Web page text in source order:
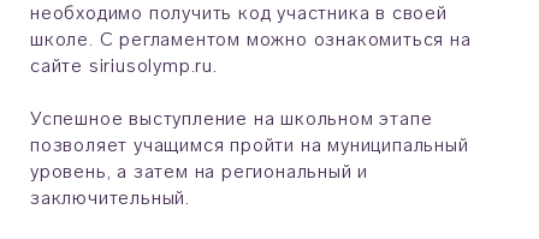
необходимо получить код участника в своей
школе. С регламентом можно ознакомиться на
сайте siriusolymp.ru.
Успешное выступление на школьном этапе
позволяет учащимся пройти на муниципальный
уровень, а затем на региональный и
заключительный.